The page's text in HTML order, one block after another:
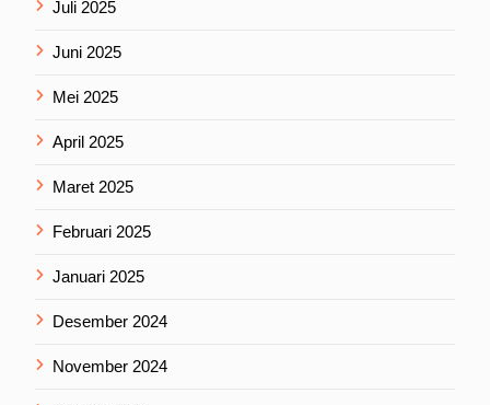
Juli 2025
Juni 2025
Mei 2025
April 2025
Maret 2025
Februari 2025
Januari 2025
Desember 2024
November 2024